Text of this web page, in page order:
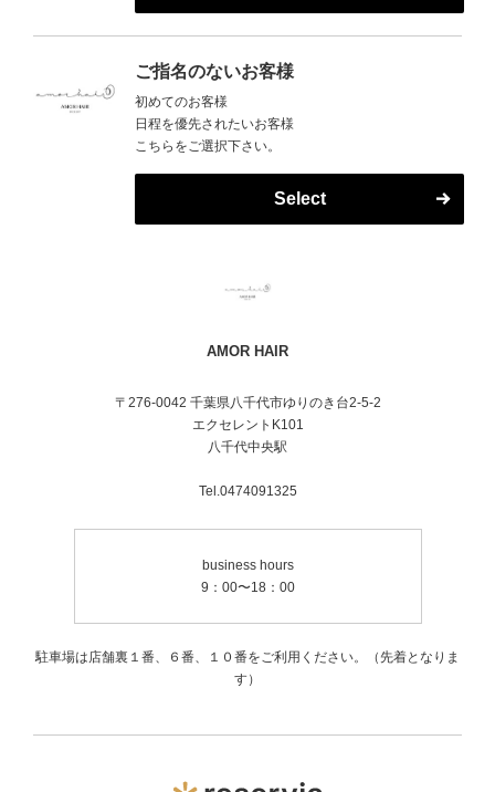
ご指名のないお客様
初めてのお客様
日程を優先されたいお客様
こちらをご選択下さい。
Select
AMOR HAIR
〒276-0042 千葉県八千代市ゆりのき台2-5-2
エクセレントK101
八千代中央駅
Tel.0474091325
business hours
9：00〜18：00
駐車場は店舗裏１番、６番、１０番をご利用ください。（先着となりま
す）